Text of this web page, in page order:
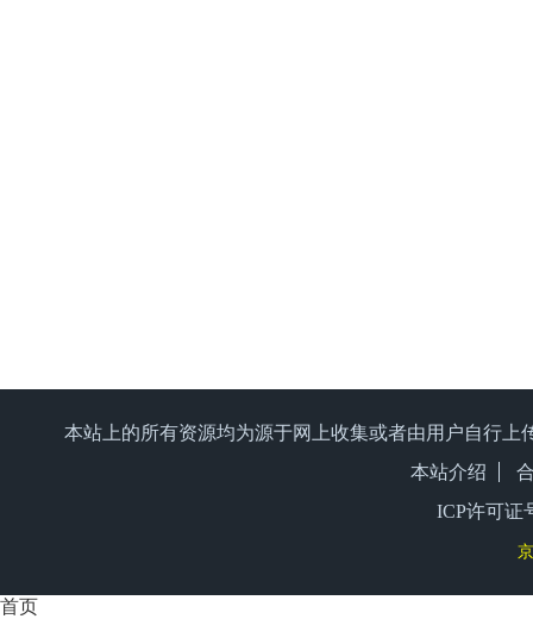
本站上的所有资源均为源于网上收集或者由用户自行
本站介绍
ICP许可证
首页